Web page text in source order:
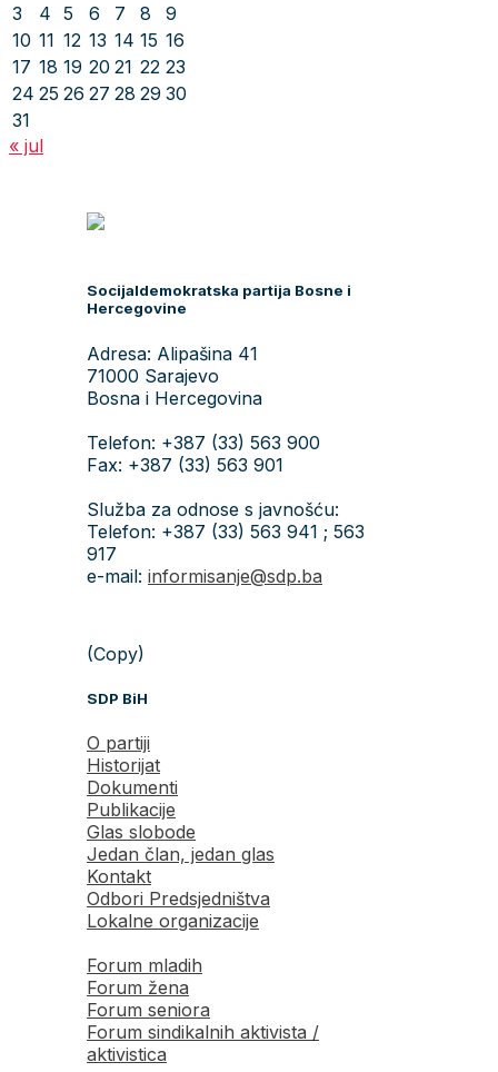
3
4 5 6 7 8
9
10 11 12 13 14 15 16
17 18 19 20 21 22 23
24 25 26 27 28 29 30
31
« jul
Socijaldemokratska partija Bosne i
Hercegovine
Adresa: Alipašina 41
71000 Sarajevo
Bosna i Hercegovina
Telefon: +387 (33) 563 900
Fax: +387 (33) 563 901
Služba za odnose s javnošću:
Telefon: +387 (33) 563 941 ; 563
917
e-mail: informisanje@sdp.ba
(Copy)
SDP BiH
O partiji
Historijat
Dokumenti
Publikacije
Glas slobode
Jedan član, jedan glas
Kontakt
Odbori Predsjedništva
Lokalne organizacije
Forum mladih
Forum žena
Forum seniora
Forum sindikalnih aktivista /
aktivistica